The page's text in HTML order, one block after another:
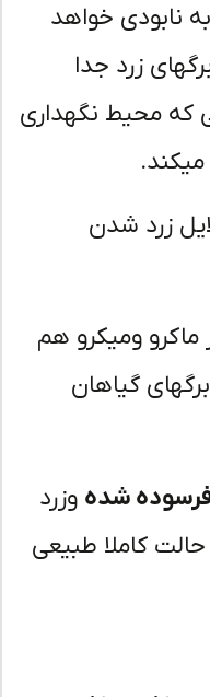
خواهد
زرد جدا
محیط نگهداری
زرد شدن
ومیکرو هم
گیاهان
شدهوزرد
کاملا طبیعی